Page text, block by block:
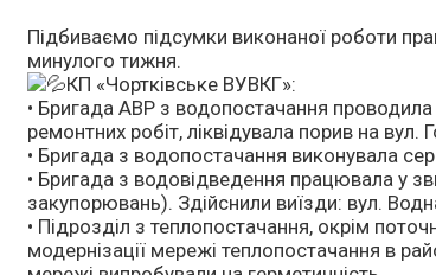
Підбиваємо підсумки виконаної роботи
минулого тижня.
КП «Чортківське ВУВКГ»:
• Бригада АВР з водопостачання
ремонтних робіт, ліквідувала порив на вул.
• Бригада з водопостачання виконувала
• Бригада з водовідведення працювала у
закупорювань). Здійснили виїзди: вул.
• Підрозділ з теплопостачання, окрім
модернізації мережі теплопостачання в